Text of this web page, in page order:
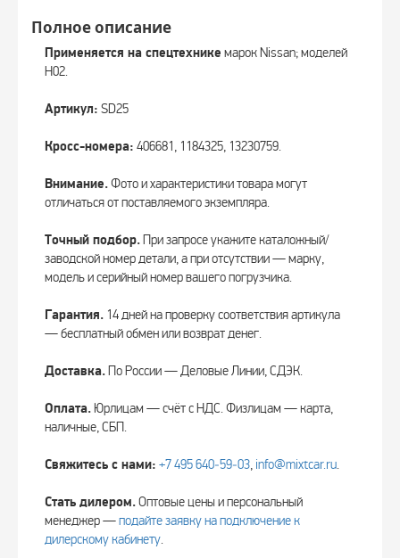
Полное описание
Применяется на спецтехнике марок Nissan; моделей
H02.
Артикул: SD25
Кросс-номера: 406681, 1184325, 13230759.
Внимание.Фото и характеристики товара могут
отличаться от поставляемого экземпляра.
Точный подбор.При запросе укажите каталожный/
заводской номер детали, а при отсутствии — марку,
модель и серийный номер вашего погрузчика.
Гарантия. 14 дней на проверку соответствия артикула
— бесплатный обмен или возврат денег.
Доставка.По России — Деловые Линии, СДЭК.
Оплата. Юрлицам — счёт с НДС. Физлицам — карта,
наличные, СБП.
Свяжитесь с нами: +7 495 640‑59‑03, info@mixtcar.ru.
Стать дилером.Оптовые цены и персональный
менеджер —подайте заявку на подключение к
дилерскому кабинету.